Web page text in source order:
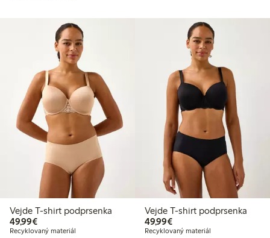
Vejde T-shirt podprsenka
49,99€49,99 €
Recyklovaný materiál
Vejde T-shirt podprsenka
49,99€49,99 €
Recyklovaný materiál